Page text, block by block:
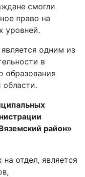
смогли
право на
уровней.
одним из
в
образования
район»
отдел, является